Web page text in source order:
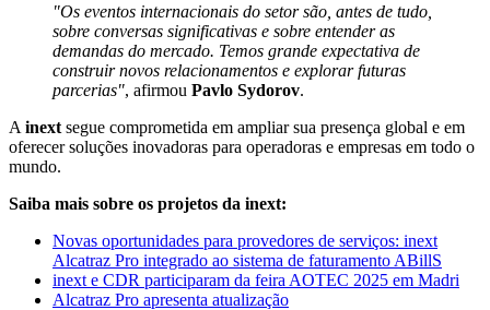
"Os eventos internacionais do setor são, antes de tudo,
sobre conversas significativas e sobre entender as
demandas do mercado. Temos grande expectativa de
construir novos relacionamentos e explorar futuras
parcerias", afirmou Pavlo Sydorov.
A inext segue comprometida em ampliar sua presença global e em
oferecer soluções inovadoras para operadoras e empresas em todo o
mundo.
Saiba mais sobre os projetos da inext:
Novas oportunidades para provedores de serviços: inext
Alcatraz Pro integrado ao sistema de faturamento ABillS
inext e CDR participaram da feira AOTEC 2025 em Madri
Alcatraz Pro apresenta atualização